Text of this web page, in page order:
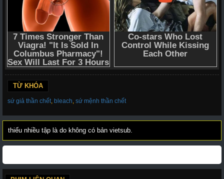
117 118 120 121 122 123
124 125 126 128 129 130
131 132 133 135 136
138 139 140 141 142 143 144
145
152 153 154 155
159 160 161 162 163 164 165
166 167 168 169 170 171 172
180 181
TỪ KHÓA
sứ giả thần chết bleach sứ mệnh thần chết
thiếu nhiều tập là do không có bản vietsub.